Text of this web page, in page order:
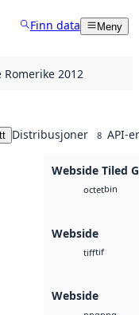
Finn data Meny
2012
Distribusjoner 8 API-er
Webside Tiled
octetbin
Webside
tifftif
Webside